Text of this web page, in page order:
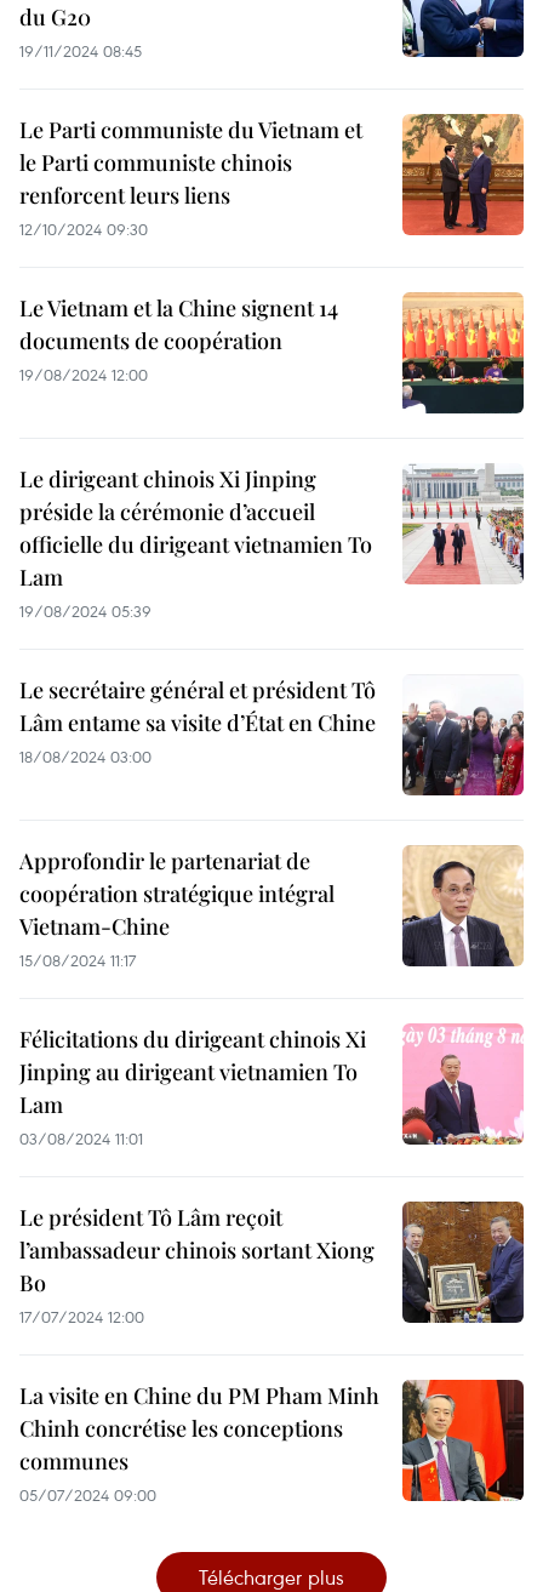
du G20
19/11/2024 08:45
Le Parti communiste du Vietnam et
le Parti communiste chinois
renforcent leurs liens
12/10/2024 09:30
Le Vietnam et la Chine signent 14
documents de coopération
19/08/2024 12:00
Le dirigeant chinois Xi Jinping
préside la cérémonie d’accueil
officielle du dirigeant vietnamien To
Lam
19/08/2024 05:39
Le secrétaire général et président Tô
Lâm entame sa visite d’État en Chine
18/08/2024 03:00
Approfondir le partenariat de
coopération stratégique intégral
Vietnam-Chine
15/08/2024 11:17
Félicitations du dirigeant chinois Xi
Jinping au dirigeant vietnamien To
Lam
03/08/2024 11:01
Le président Tô Lâm reçoit
l’ambassadeur chinois sortant Xiong
Bo
17/07/2024 12:00
La visite en Chine du PM Pham Minh
Chinh concrétise les conceptions
communes
05/07/2024 09:00
Télécharger plus